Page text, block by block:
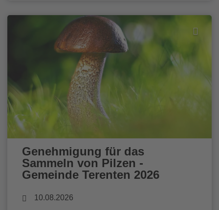
Genehmigung für das
Sammeln von Pilzen -
Gemeinde Terenten 2026
10.08.2026